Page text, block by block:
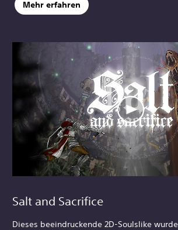
Mehr erfahren
Salt and Sacrifice
Dieses beeindruckende 2D-Soulslike